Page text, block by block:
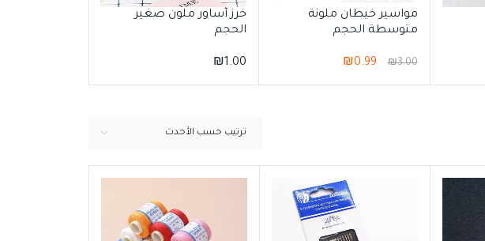
مواسير خيطان ملونة
متوسطة الحجم
₪3.00
₪0.99
خرز أساور ملون صغير
الحجم
₪1.00
ترتيب حسب الأحدث